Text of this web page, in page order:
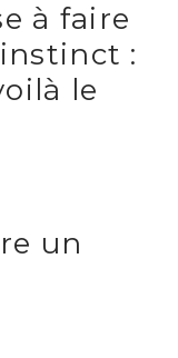
à faire
:
le
un